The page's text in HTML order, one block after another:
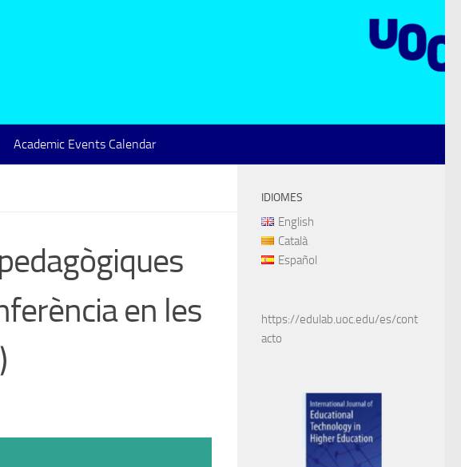
Academic Events Calendar
en les
IDIOMES
English
Català
Español
https://edulab.uoc.edu/es/cont
acto